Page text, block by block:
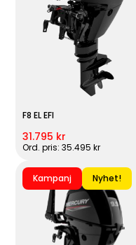
F8 EL EFI
31.795 kr
Ord. pris: 35.495 kr
Kampanj Nyhet!